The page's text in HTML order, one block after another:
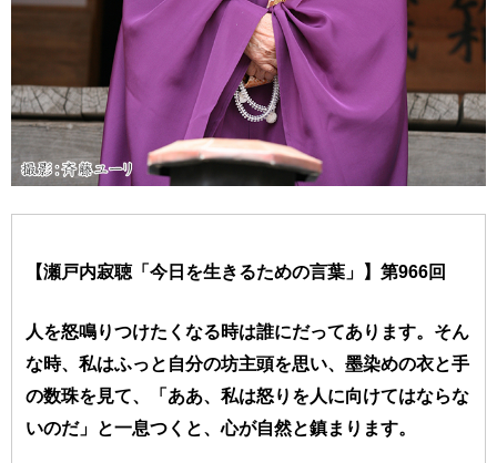
【瀬戸内寂聴「今日を生きるための言葉」】第966回
人を怒鳴りつけたくなる時は誰にだってあります。そん
な時、私はふっと自分の坊主頭を思い、墨染めの衣と手
の数珠を見て、「ああ、私は怒りを人に向けてはならな
いのだ」と一息つくと、心が自然と鎮まります。